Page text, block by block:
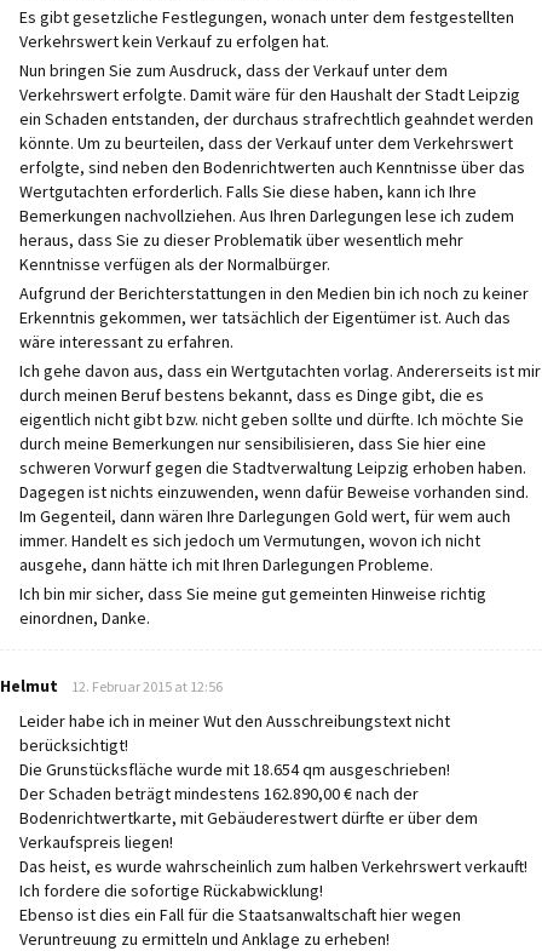
Es gibt gesetzliche Festlegungen, wonach unter dem festgestellten
Verkehrswert kein Verkauf zu erfolgen hat.
Nun bringen Sie zum Ausdruck, dass der Verkauf unter dem
Verkehrswert erfolgte. Damit wäre für den Haushalt der Stadt Leipzig
ein Schaden entstanden, der durchaus strafrechtlich geahndet werden
könnte. Um zu beurteilen, dass der Verkauf unter dem Verkehrswert
erfolgte, sind neben den Bodenrichtwerten auch Kenntnisse über das
Wertgutachten erforderlich. Falls Sie diese haben, kann ich Ihre
Bemerkungen nachvollziehen. Aus Ihren Darlegungen lese ich zudem
heraus, dass Sie zu dieser Problematik über wesentlich mehr
Kenntnisse verfügen als der Normalbürger.
Aufgrund der Berichterstattungen in den Medien bin ich noch zu keiner
Erkenntnis gekommen, wer tatsächlich der Eigentümer ist. Auch das
wäre interessant zu erfahren.
Ich gehe davon aus, dass ein Wertgutachten vorlag. Andererseits ist mir
durch meinen Beruf bestens bekannt, dass es Dinge gibt, die es
eigentlich nicht gibt bzw. nicht geben sollte und dürfte. Ich möchte Sie
durch meine Bemerkungen nur sensibilisieren, dass Sie hier eine
schweren Vorwurf gegen die Stadtverwaltung Leipzig erhoben haben.
Dagegen ist nichts einzuwenden, wenn dafür Beweise vorhanden sind.
Im Gegenteil, dann wären Ihre Darlegungen Gold wert, für wem auch
immer. Handelt es sich jedoch um Vermutungen, wovon ich nicht
ausgehe, dann hätte ich mit Ihren Darlegungen Probleme.
Ich bin mir sicher, dass Sie meine gut gemeinten Hinweise richtig
einordnen, Danke.
Helmut says:
12. Februar 2015 at 12:56
Leider habe ich in meiner Wut den Ausschreibungstext nicht
berücksichtigt!
Die Grunstücksfläche wurde mit 18.654 qm ausgeschrieben!
Der Schaden beträgt mindestens 162.890,00 € nach der
Bodenrichtwertkarte, mit Gebäuderestwert dürfte er über dem
Verkaufspreis liegen!
Das heist, es wurde wahrscheinlich zum halben Verkehrswert verkauft!
Ich fordere die sofortige Rückabwicklung!
Ebenso ist dies ein Fall für die Staatsanwaltschaft hier wegen
Veruntreuung zu ermitteln und Anklage zu erheben!